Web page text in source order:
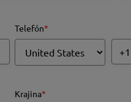
Telefón*
Krajina*